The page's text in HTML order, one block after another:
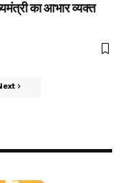
का आभार व्यक्त